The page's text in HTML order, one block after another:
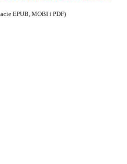
EPUB, MOBI i PDF)